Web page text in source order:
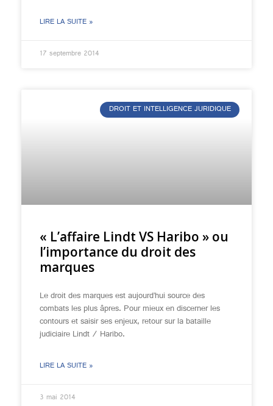
LIRE LA SUITE »
17 septembre 2014
DROIT ET INTELLIGENCE JURIDIQUE
« L’affaire Lindt VS Haribo » ou
l’importance du droit des
marques
Le droit des marques est aujourd’hui source des
combats les plus âpres. Pour mieux en discerner les
contours et saisir ses enjeux, retour sur la bataille
judiciaire Lindt / Haribo.
LIRE LA SUITE »
3 mai 2014